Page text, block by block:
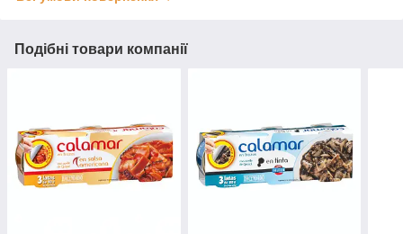
Подібні товари компанії